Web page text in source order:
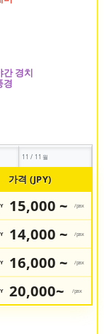
11 / 11월
가격 (JPY)
15,000 ~ /pax
14,000 ~ /pax
16,000 ~ /pax
20,000~ /pax